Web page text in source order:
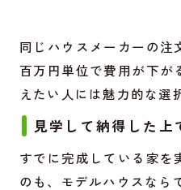
同じハウスメーカーの注
百万円単位で費用が下が
えたい人には魅力的な選
見学して納得した上
すでに完成している家を
のも、モデルハウスなら